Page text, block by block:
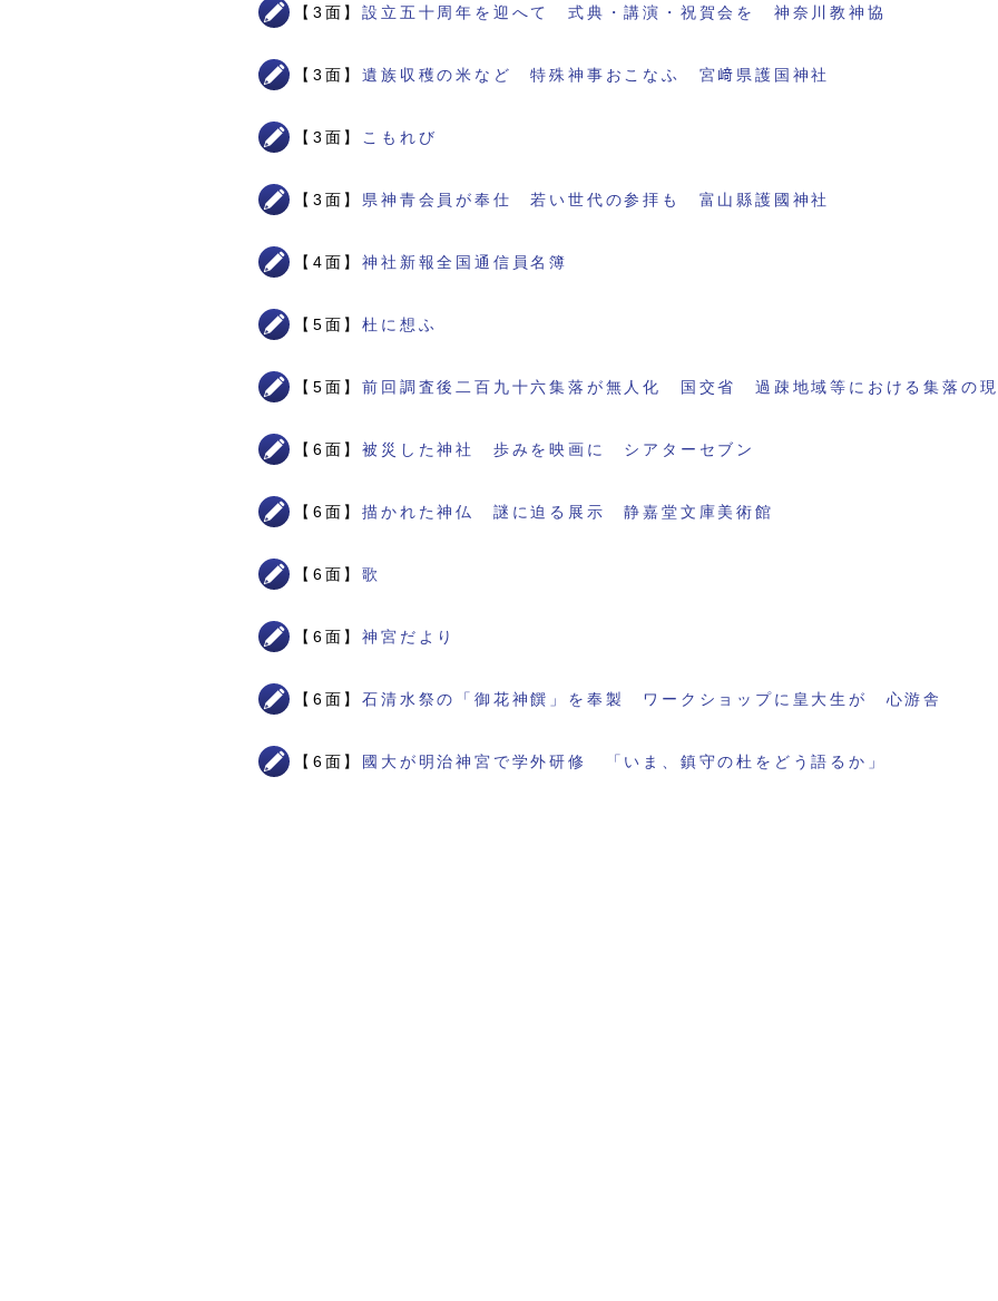
【3面】設立五十周年を迎へて 式典・講演・祝賀会を 神奈川教神協
【3面】遺族収穫の米など 特殊神事おこなふ 宮﨑県護国神社
【3面】 こもれび
【3面】 県神青会員が奉仕 若い世代の参拝も 富山縣護國神社
【4面】神社新報全国通信員名簿
【5面】杜に想ふ
【5面】前回調査後二百九十六集落が無人化 国交省 過疎地域等における集落の現
【6面】被災した神社 歩みを映画に シアターセブン
【6面】描かれた神仏 謎に迫る展示 静嘉堂文庫美術館
【6面】歌
【6面】神宮だより
【6面】石清水祭の「御花神饌」を奉製 ワークショップに皇大生が 心游舎
【6面】 國大が明治神宮で学外研修 「いま、鎮守の杜をどう語るか」